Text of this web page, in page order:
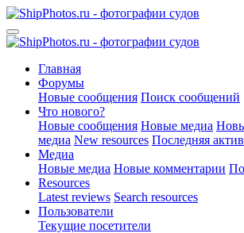
Главная
Форумы
Новые сообщения Поиск сообщений
Что нового?
Новые сообщения Новые медиа
медиа New resources Последняя
Медиа
Новые медиа Новые комментарии
Resources
Latest reviews Search resources
Пользователи
Текущие посетители